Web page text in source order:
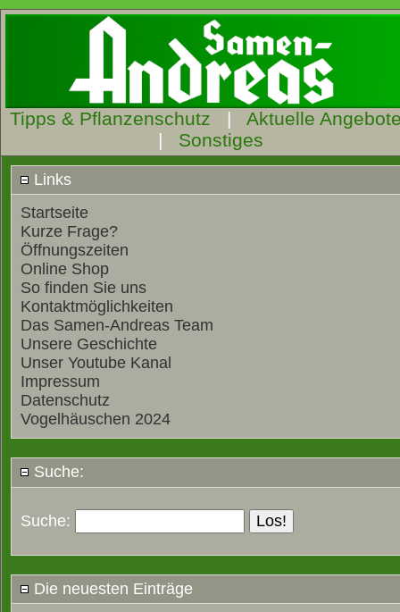
Tipps & Pflanzenschutz | Aktuelle
| Sonstiges
Links
Startseite
Kurze Frage?
Öffnungszeiten
Online Shop
So finden Sie uns
Kontaktmöglichkeiten
Das Samen-Andreas Team
Unsere Geschichte
Unser Youtube Kanal
Impressum
Datenschutz
Vogelhäuschen 2024
Suche:
Suche:
Die neuesten Einträge